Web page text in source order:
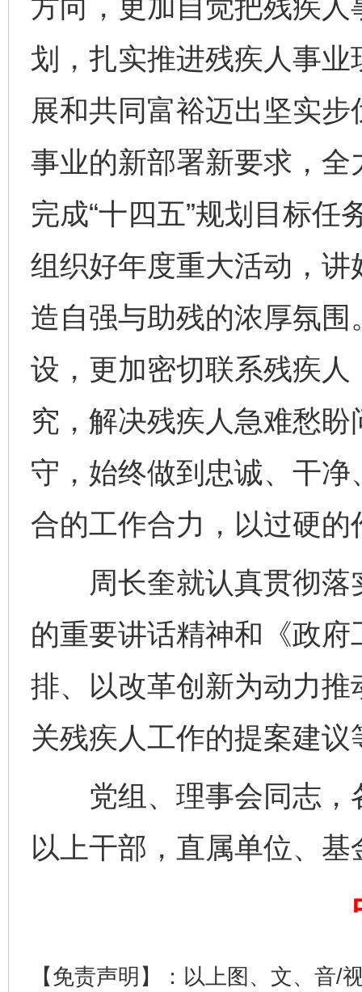
方向，更加自觉把残疾
划，扎实推进残疾人事
展和共同富裕迈出坚实
事业的新部署新要求，
完成“十四五”规划目标任
组织好年度重大活动，
造自强与助残的浓厚氛
设，更加密切联系残疾
究，解决残疾人急难愁
守，始终做到忠诚、干
合的工作合力，以过硬
周长奎就认真贯彻落
的重要讲话精神和《政
排、以改革创新为动力
关残疾人工作的提案建
党组、理事会同志，
以上干部，直属单位、
【免责声明】：以上图、文、音/